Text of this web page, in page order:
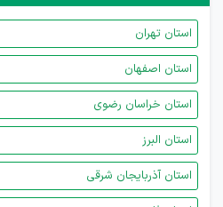
استان تهران
استان اصفهان
استان خراسان رضوی
استان البرز
استان آذربایجان شرقی